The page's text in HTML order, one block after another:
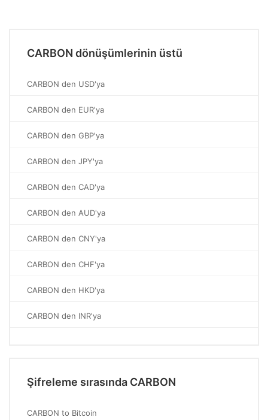
CARBON dönüşümlerinin üstü
CARBON den USD'ya
CARBON den EUR'ya
CARBON den GBP'ya
CARBON den JPY'ya
CARBON den CAD'ya
CARBON den AUD'ya
CARBON den CNY'ya
CARBON den CHF'ya
CARBON den HKD'ya
CARBON den INR'ya
Şifreleme sırasında CARBON
CARBON to Bitcoin